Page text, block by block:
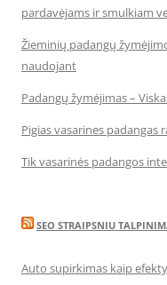
pardavėjams ir smulkiam
Žieminių padangų
naudojant
Padangų žymėjimas –
Pigias vasarines padangas
Tik vasarinės padangos
SEO STRAIPSNIU
Auto supirkimas kaip